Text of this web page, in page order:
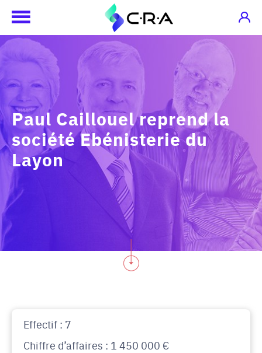
Paul Caillouel​ reprend la
société Ebénisterie du
Layon
Effectif : 7
Chiffre d’affaires : 1 450 000 €